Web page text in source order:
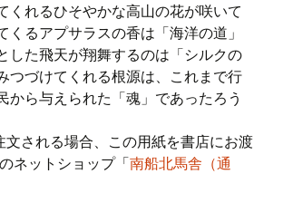
くれるひそやかな高山の花が咲いて
るアプサラスの香は「海洋の道」
した飛天が翔舞するのは「シルクの
つづけてくれる根源は、これまで行
ら与えられた「魂」であったろう
される場合、この用紙を書店にお渡
ネットショップ「南船北馬舎（通